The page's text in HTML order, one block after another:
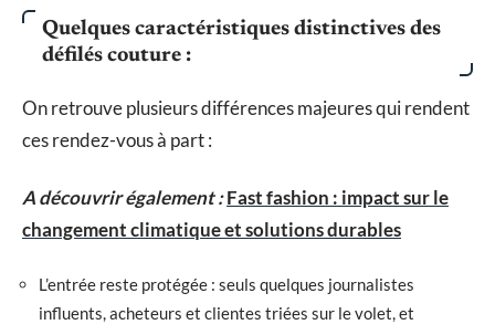
Quelques caractéristiques distinctives des
défilés couture :
On retrouve plusieurs différences majeures qui rendent
ces rendez-vous à part :
A découvrir également :Fast fashion : impact sur le
changement climatique et solutions durables
L’entrée reste protégée : seuls quelques journalistes
influents, acheteurs et clientes triées sur le volet, et